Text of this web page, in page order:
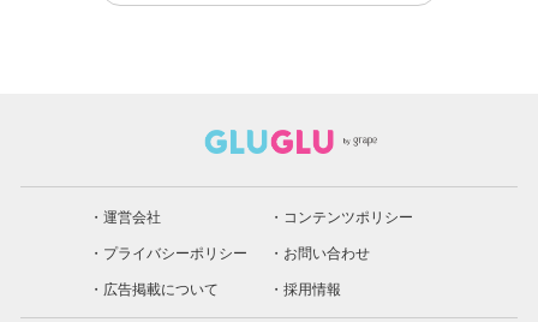
運営会社
コンテンツポリシー
プライバシーポリシー
お問い合わせ
広告掲載について
採用情報